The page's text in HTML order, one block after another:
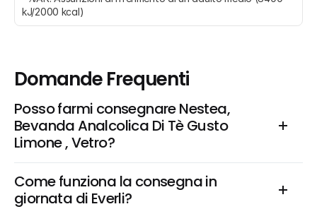
kJ/2000 kcal)
Domande Frequenti
Posso farmi consegnare Nestea,
Bevanda Analcolica Di Tè Gusto
Limone , Vetro?
Come funziona la consegna in
giornata di Everli?